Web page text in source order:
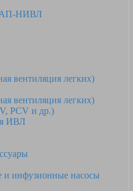
НИВЛ
вентиляция легких)
вентиляция легких)
PCV и др.)
ИВЛ
и инфузионные насосы